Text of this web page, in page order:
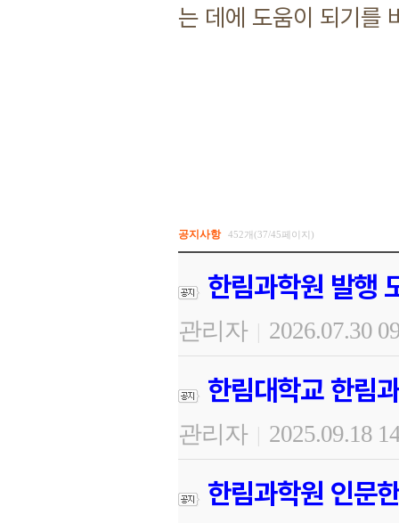
는 데에 도움이 되기를
공지사항 452개(37/45페이지)
한림과학원 발행
관리자 | 2026.07.30
한림대학교 한림
관리자 | 2025.09.18
한림과학원 인문